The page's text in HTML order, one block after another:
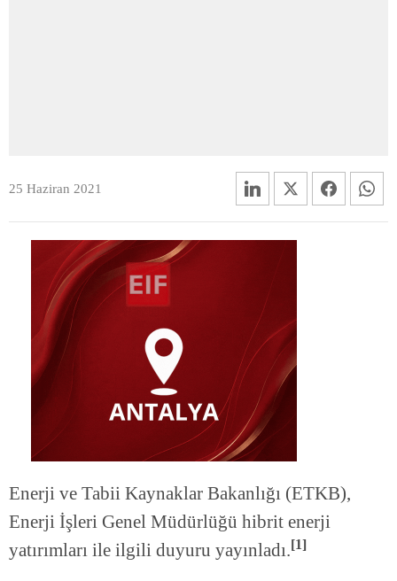
25 Haziran 2021
Enerji ve Tabii Kaynaklar Bakanlığı (ETKB),
Enerji İşleri Genel Müdürlüğü hibrit enerji
yatırımları ile ilgili duyuru yayınladı.[1]